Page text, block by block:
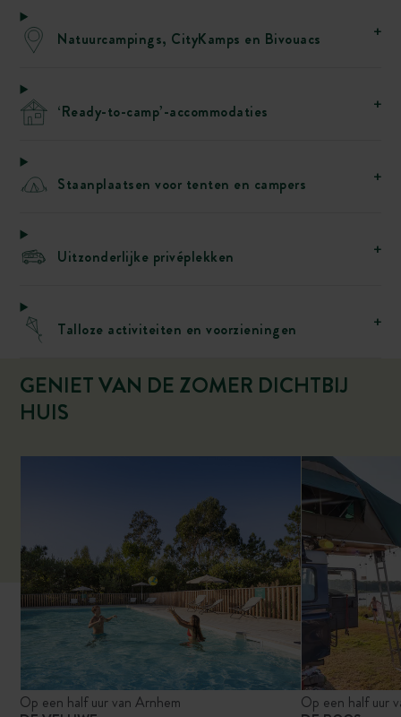
Natuurcampings, CityKamps en Bivouacs
‘Ready-to-camp’-accommodaties
Staanplaatsen voor tenten en campers
Uitzonderlijke privéplekken
Talloze activiteiten en voorzieningen
GENIET VAN DE ZOMER DICHTBIJ
HUIS
Op een half uur van Arnhem
Op een half uur